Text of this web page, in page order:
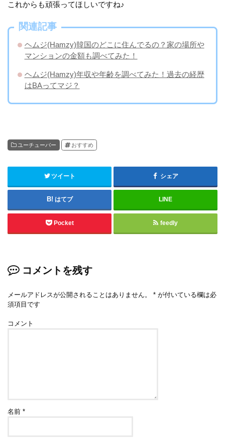
これからも頑張ってほしいですね♪
関連記事
ヘムジ(Hamzy)韓国のどこに住んでるの？家の場所や
マンションの金額も調べてみた！
ヘムジ(Hamzy)年収や年齢を調べてみた！過去の経歴
はBAってマジ？
ユーチューバー おすすめ
ツイート シェア
はてブ LINE
Pocket feedly
コメントを残す
メールアドレスが公開されることはありません。 * が付いている欄は必
須項目です
コメント
名前*